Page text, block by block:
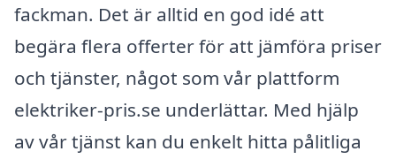
fackman. Det är alltid en god idé att
begära flera offerter för att jämföra priser
och tjänster, något som vår plattform
elektriker-pris.se underlättar. Med hjälp
av vår tjänst kan du enkelt hitta pålitliga